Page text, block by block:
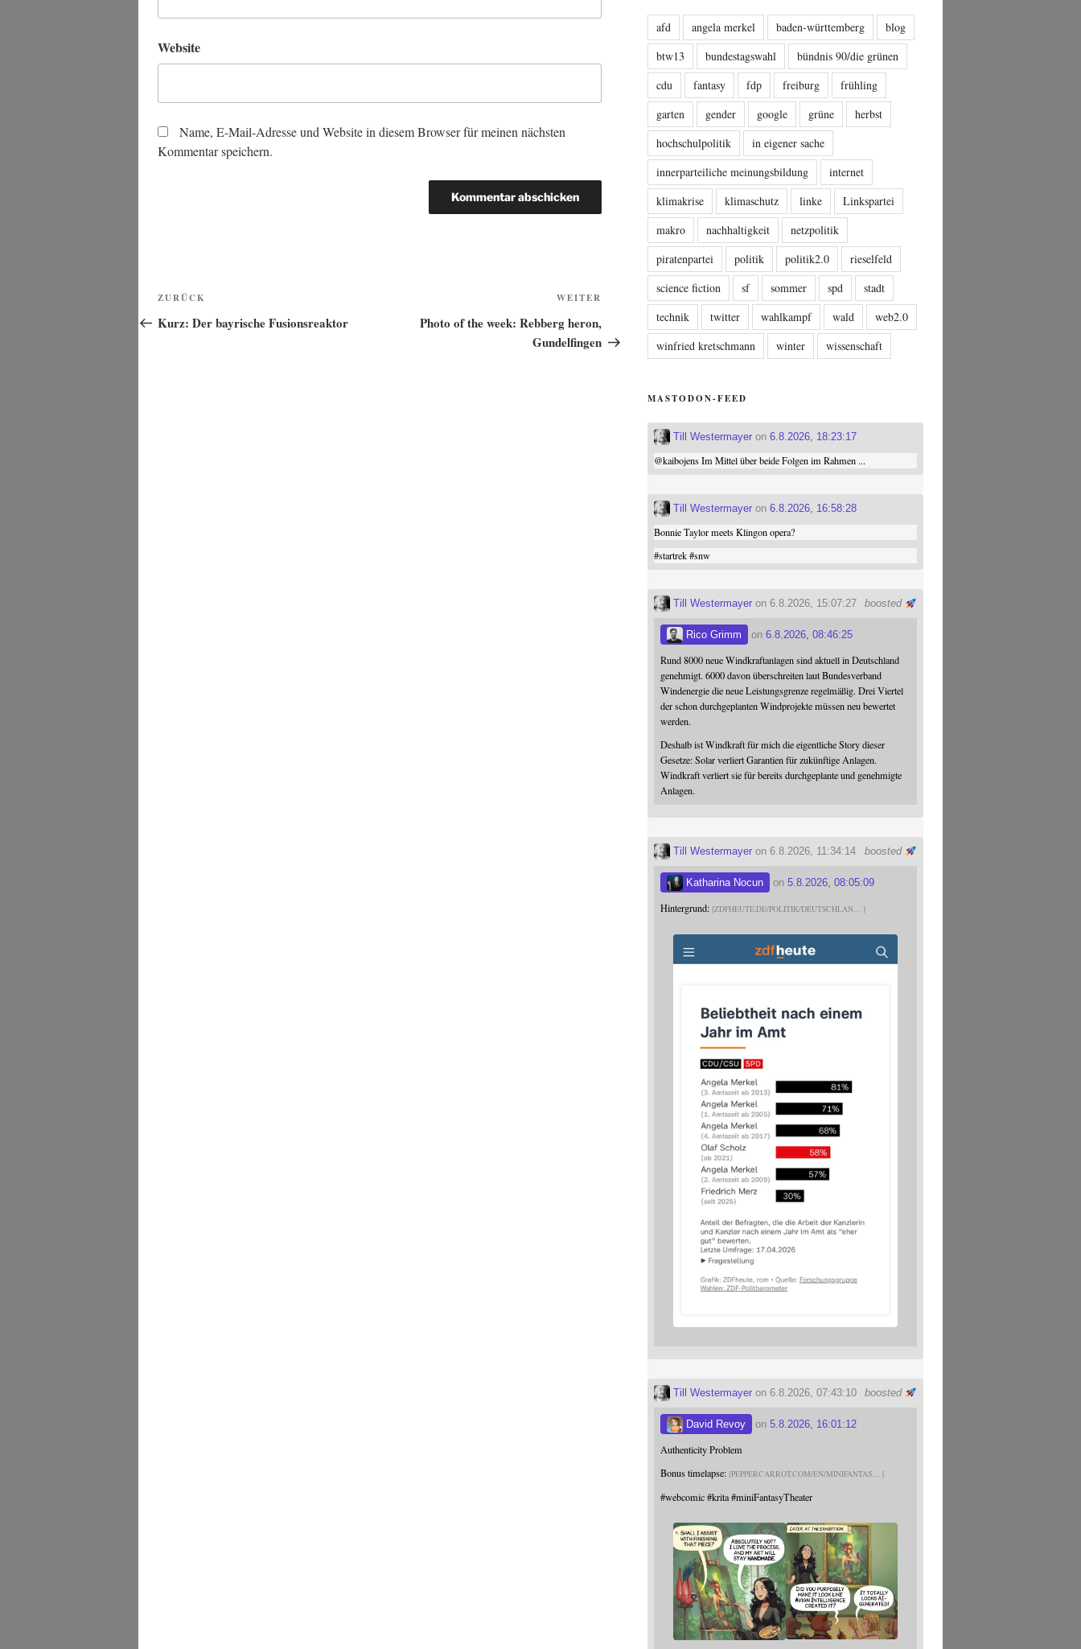
Website
Name, E-Mail-Adresse und Website in diesem Browser für meinen nächsten
Kommentar speichern.
Beitragsnavigation
Vorheriger
Beitrag
ZURÜCK
Kurz: Der bayrische Fusionsreaktor
Nächster
WEITER
Photo of the week: Rebberg heron,
Gundelfingen
afd angela merkel baden-württemberg
blog
btw13
bundestagswahl
bündnis 90/die grünen
cdu
fantasy fdp freiburg
frühling
garten
gender google grüne
herbst
hochschulpolitik
in eigener sache
innerparteiliche meinungsbildung
internet
klimakrise
klimaschutz linke
Linkspartei
makro
nachhaltigkeit
netzpolitik
piratenpartei
politik politik2.0
rieselfeld
science fiction
sf sommer spd
stadt
technik
twitter wahlkampf wald
web2.0
winfried kretschmann
winter wissenschaft
MASTODON-FEED
Till Westermayer on6.8.2026, 18:23:17
@kaibojensIm Mittel über beide Folgen im Rahmen ...
Till Westermayer on6.8.2026, 16:58:28
Bonnie Taylor meets Klingon opera?
#startrek #snw
boosted
Till Westermayer on 6.8.2026, 15:07:27
Rico Grimm on6.8.2026, 08:46:25
Rund 8000 neue Windkraftanlagen sind aktuell in Deutschland
genehmigt. 6000 davon überschreiten laut Bundesverband
Windenergie die neue Leistungsgrenze regelmäßig. Drei Viertel
der schon durchgeplanten Windprojekte müssen neu bewertet
werden.
Deshalb ist Windkraft für mich die eigentliche Story dieser
Gesetze: Solar verliert Garantien für zukünftige Anlagen.
Windkraft verliert sie für bereits durchgeplante und genehmigte
Anlagen.
boosted
Till Westermayer on 6.8.2026, 11:34:14
Katharina Nocun on5.8.2026, 08:05:09
Hintergrund: ZDFHEUTE.DE/POLITIK/DEUTSCHLAN
boosted
Till Westermayer on 6.8.2026, 07:43:10
David Revoy on5.8.2026, 16:01:12
Authenticity Problem
Bonus timelapse: PEPPERCARROT.COM/EN/MINIFANTAS
#webcomic #krita #miniFantasyTheater